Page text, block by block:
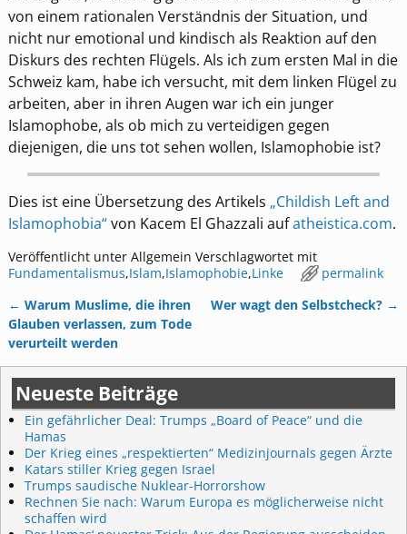
von einem rationalen Verständnis der Situation, und
nicht nur emotional und kindisch als Reaktion auf den
Diskurs des rechten Flügels. Als ich zum ersten Mal in die
Schweiz kam, habe ich versucht, mit dem linken Flügel zu
arbeiten, aber in ihren Augen war ich ein junger
Islamophobe, als ob mich zu verteidigen gegen
diejenigen, die uns tot sehen wollen, Islamophobie ist?
Dies ist eine Übersetzung des Artikels „Childish Left and
Islamophobia“von Kacem El Ghazzali aufatheistica.com.
Veröffentlicht unterAllgemein Verschlagwortet mit
Fundamentalismus,Islam,Islamophobie,Linke permalink
Artikelnavigation
← Warum Muslime, die ihren
Glauben verlassen, zum Tode
verurteilt werden
Wer wagt den Selbstcheck? →
Neueste Beiträge
Ein gefährlicher Deal: Trumps „Board of Peace“ und die
Hamas
Der Krieg eines „respektierten“ Medizinjournals gegen Ärzte
Katars stiller Krieg gegen Israel
Trumps saudische Nuklear-Horrorshow
Rechnen Sie nach: Warum Europa es möglicherweise nicht
schaffen wird